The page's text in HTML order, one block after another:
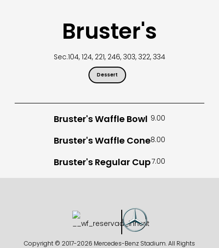
Bruster's
Sec.104, 124, 221, 246, 303, 322, 334
Dessert
Bruster's Waffle Bowl 9.00
Bruster's Waffle Cone8.00
Bruster's Regular Cup7.00
Copyright © 2017-2026 Mercedes-Benz Stadium. All Rights